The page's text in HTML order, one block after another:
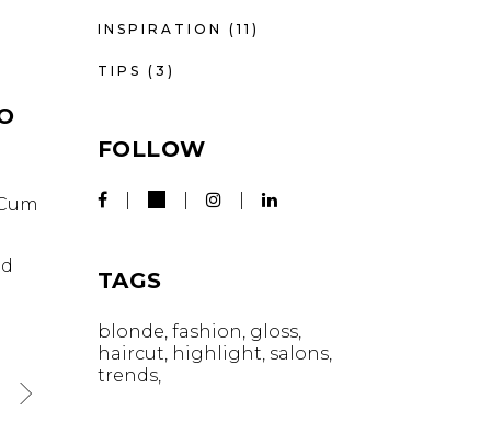
INSPIRATION (11)
TIPS (3)
FOLLOW
TAGS
blonde fashion gloss
haircut highlight salons
trends